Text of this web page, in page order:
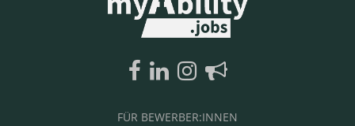
FÜR BEWERBER:INNEN